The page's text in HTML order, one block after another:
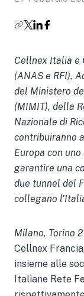
Cellnex Italia e
(ANAS e RFI),
del Ministero
(MIMIT), della
Nazionale di
contribuiranno
Europa con
garantire una
due tunnel del
collegano
Milano, Torino
Cellnex
insieme alle
Italiane Rete